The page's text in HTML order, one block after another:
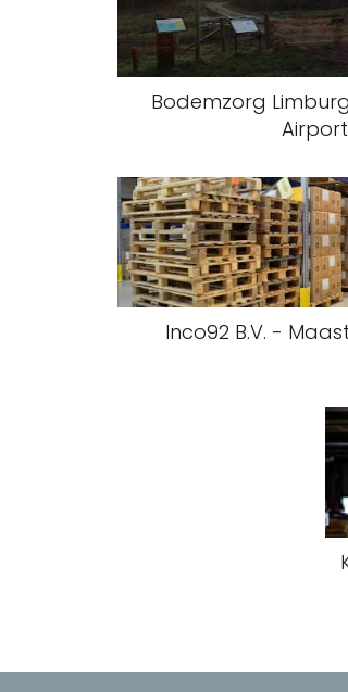
Bodemzorg
Airport
Inco92 B.V. -